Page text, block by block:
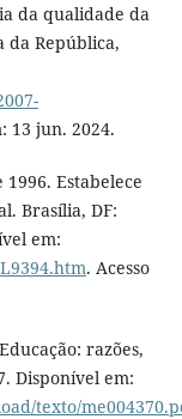
da qualidade da
da República,
13 jun. 2024.
Estabelece
Brasília, DF:
em:
. Acesso
razões,
Disponível em:
texto/